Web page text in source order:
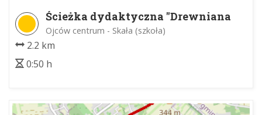
Ścieżka dydaktyczna "Drewniana
Droga"
Ojców centrum - Skała (szkoła)
2.2 km
0:50 h